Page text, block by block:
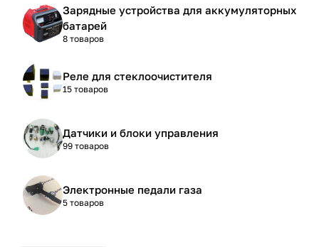
Зарядные устройства для аккумуляторных
батарей
8 товаров
Реле для стеклоочистителя
15 товаров
Датчики и блоки управления
99 товаров
Электронные педали газа
5 товаров